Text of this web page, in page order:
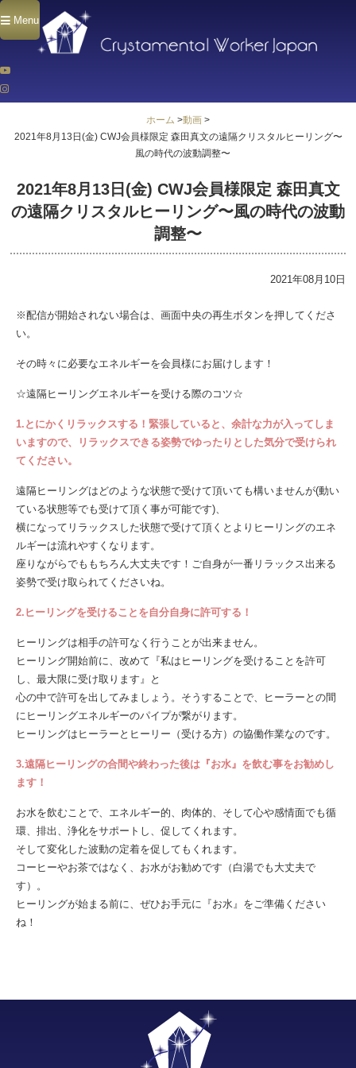
Menu
ホーム >動画 >
2021年8月13日(金) CWJ会員様限定 森田真文の遠隔クリスタルヒーリング〜
風の時代の波動調整〜
2021年8月13日(金) CWJ会員様限定 森田真文
の遠隔クリスタルヒーリング〜風の時代の波動
調整〜
2021年08月10日
※配信が開始されない場合は、画面中央の再生ボタンを押してくださ
い。
その時々に必要なエネルギーを会員様にお届けします！
☆遠隔ヒーリングエネルギーを受ける際のコツ☆
1.とにかくリラックスする！緊張していると、余計な力が入ってしま
いますので、リラックスできる姿勢でゆったりとした気分で受けられ
てください。
遠隔ヒーリングはどのような状態で受けて頂いても構いませんが(動い
ている状態等でも受けて頂く事が可能です)、
横になってリラックスした状態で受けて頂くとよりヒーリングのエネ
ルギーは流れやすくなります。
座りながらでももちろん大丈夫です！ご自身が一番リラックス出来る
姿勢で受け取られてくださいね。
2.ヒーリングを受けることを自分自身に許可する！
ヒーリングは相手の許可なく行うことが出来ません。
ヒーリング開始前に、改めて『私はヒーリングを受けることを許可
し、最大限に受け取ります』と
心の中で許可を出してみましょう。そうすることで、ヒーラーとの間
にヒーリングエネルギーのパイプが繋がります。
ヒーリングはヒーラーとヒーリー（受ける方）の協働作業なのです。
3.遠隔ヒーリングの合間や終わった後は『お水』を飲む事をお勧めし
ます！
お水を飲むことで、エネルギー的、肉体的、そして心や感情面でも循
環、排出、浄化をサポートし、促してくれます。
そして変化した波動の定着を促してもくれます。
コーヒーやお茶ではなく、お水がお勧めです（白湯でも大丈夫で
す）。
ヒーリングが始まる前に、ぜひお手元に『お水』をご準備ください
ね！